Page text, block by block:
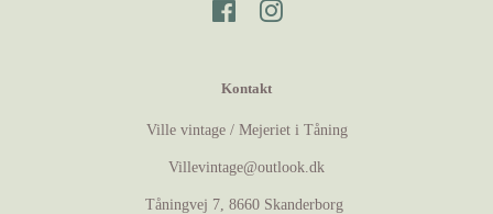
FacebookInstagram
Kontakt
Ville vintage / Mejeriet i Tåning
Villevintage@outlook.dk
Tåningvej 7, 8660 Skanderborg